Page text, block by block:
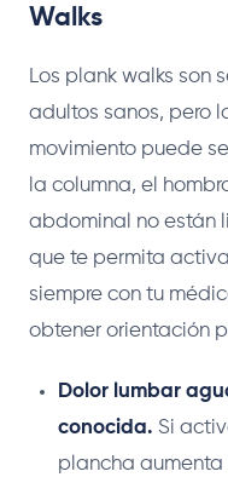
Walks
Los plank walks son
adultos sanos, pero
movimiento puede
la columna, el
abdominal no están
que te permita
siempre con tu
obtener orientación
Dolor lumbar
conocida. Si
plancha aumenta